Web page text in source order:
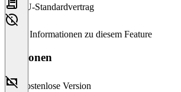
EU-Standardvertrag
Keine Informationen zu diesem Feature
Versionen
Kostenlose Version